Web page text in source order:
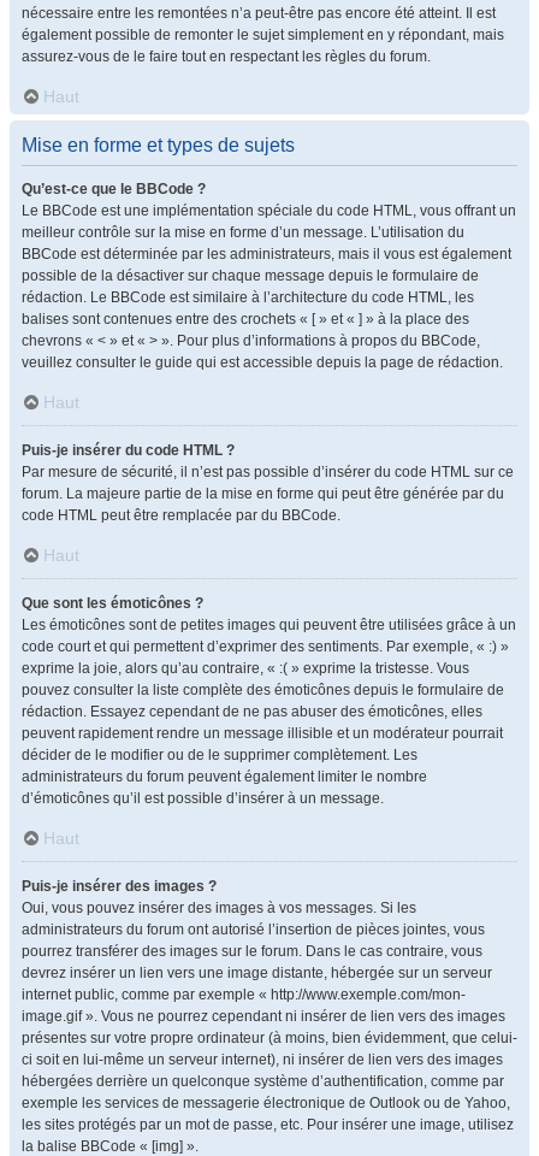
nécessaire entre les remontées n’a peut-être pas encore été atteint. Il est
également possible de remonter le sujet simplement en y répondant, mais
assurez-vous de le faire tout en respectant les règles du forum.
Haut
Mise en forme et types de sujets
Qu’est-ce que le BBCode ?
Le BBCode est une implémentation spéciale du code HTML, vous offrant un
meilleur contrôle sur la mise en forme d’un message. L’utilisation du
BBCode est déterminée par les administrateurs, mais il vous est également
possible de la désactiver sur chaque message depuis le formulaire de
rédaction. Le BBCode est similaire à l’architecture du code HTML, les
balises sont contenues entre des crochets « [ » et « ] » à la place des
chevrons « < » et « > ». Pour plus d’informations à propos du BBCode,
veuillez consulter le guide qui est accessible depuis la page de rédaction.
Haut
Puis-je insérer du code HTML ?
Par mesure de sécurité, il n’est pas possible d’insérer du code HTML sur ce
forum. La majeure partie de la mise en forme qui peut être générée par du
code HTML peut être remplacée par du BBCode.
Haut
Que sont les émoticônes ?
Les émoticônes sont de petites images qui peuvent être utilisées grâce à un
code court et qui permettent d’exprimer des sentiments. Par exemple, « :) »
exprime la joie, alors qu’au contraire, « :( » exprime la tristesse. Vous
pouvez consulter la liste complète des émoticônes depuis le formulaire de
rédaction. Essayez cependant de ne pas abuser des émoticônes, elles
peuvent rapidement rendre un message illisible et un modérateur pourrait
décider de le modifier ou de le supprimer complètement. Les
administrateurs du forum peuvent également limiter le nombre
d’émoticônes qu’il est possible d’insérer à un message.
Haut
Puis-je insérer des images ?
Oui, vous pouvez insérer des images à vos messages. Si les
administrateurs du forum ont autorisé l’insertion de pièces jointes, vous
pourrez transférer des images sur le forum. Dans le cas contraire, vous
devrez insérer un lien vers une image distante, hébergée sur un serveur
internet public, comme par exemple « http://www.exemple.com/mon-
image.gif ». Vous ne pourrez cependant ni insérer de lien vers des images
présentes sur votre propre ordinateur (à moins, bien évidemment, que celui-
ci soit en lui-même un serveur internet), ni insérer de lien vers des images
hébergées derrière un quelconque système d’authentification, comme par
exemple les services de messagerie électronique de Outlook ou de Yahoo,
les sites protégés par un mot de passe, etc. Pour insérer une image, utilisez
la balise BBCode « [img] ».